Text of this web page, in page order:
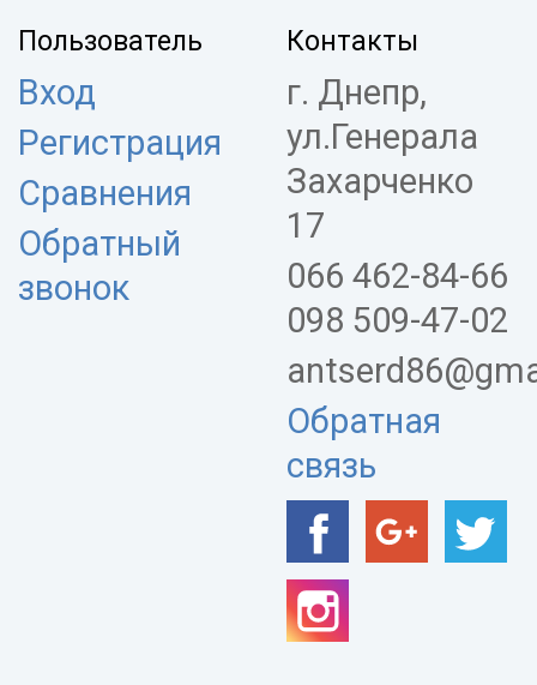
Пользователь
Вход
Регистрация
Сравнения
Обратный
звонок
Контакты
г. Днепр,
ул.Генерала
Захарченко
17
066 462-84-66
098 509-47-02
Обратная
связь